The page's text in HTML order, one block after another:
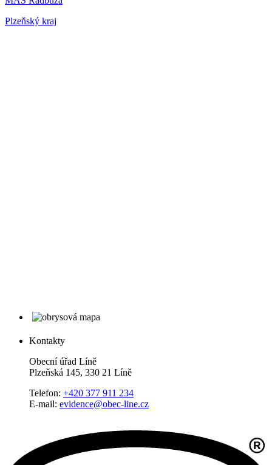
Plzeňský kraj
Kontakty
Obecní úřad Líně
Plzeňská 145, 330 21 Líně
Telefon: +420 377 911 234
E-mail: evidence@obec-line.cz